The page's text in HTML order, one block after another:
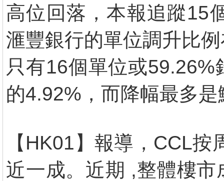
高位回落，本報追蹤15
滙豐銀行的單位調升比
只有16個單位或
的4.92%，而降幅最多
【HK01】報導，CCL
近一成。近期 ,整體樓